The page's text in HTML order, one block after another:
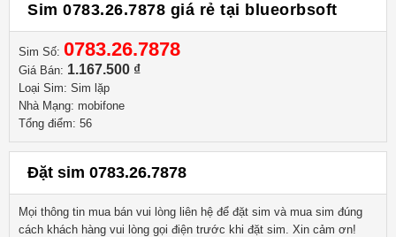
Sim 0783.26.7878 giá rẻ tại blueorbsoft
Sim Số: 0783.26.7878
Giá Bán: 1.167.500 ₫
Loại Sim: Sim lặp
Nhà Mạng: mobifone
Tổng điểm: 56
Đặt sim 0783.26.7878
Mọi thông tin mua bán vui lòng liên hệ để đặt sim và mua sim đúng
cách khách hàng vui lòng gọi điện trước khi đặt sim. Xin cảm ơn!